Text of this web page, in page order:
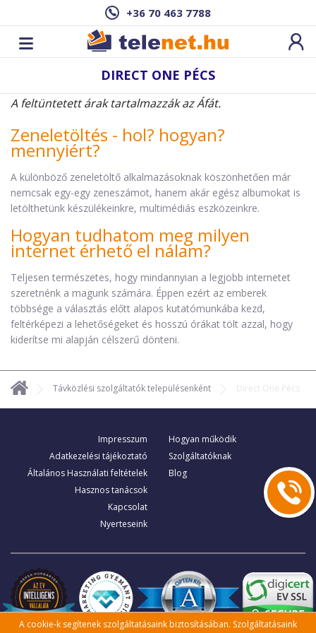
+36 70 463 7788
DIRECT ONE PÉCS
A feltüntetett árak tartalmazzák az Áfát.
Zeneletöltés - hol? hogyan?
mennyiért?
A különböző zeneletöltő alkalmazásoknak köszönhetően már
nemcsak egy-egy zeneszámot, hanem akár egész albumokat is
letölthetünk készülékeinkre, multimédiás eszközeinkre.
Hogyan tudhatom meg milyen
internet érhető el nálam?
Teljesen természetes, hogy mindannyian a legjobb internetet
szeretnénk a magunk számára. Éppen ezért az emberek
többsége a választás előtt alapos kutatómunkába kezd,
feltérképezi a lehetőségeket és hosszú órákat tölt azzal, hogy
kiderítse mi alapján célszerű dönteni.
Távközlési szolgáltatók településenként Direct One Pécs
Impresszum
Adatkezelési tájékoztató
Általános Használati feltételek
Hasznos tanácsok
Kapcsolat
Nyerteseink
Hogyan működik
Szolgáltatóknak
Blog
A cookie-k segítenek szolgáltatásaink biztosításában. Szolgáltatásaink